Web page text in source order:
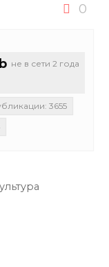
0
не в сети 2 года
3655